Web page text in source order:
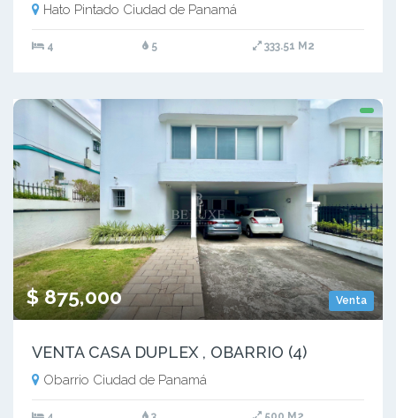
Hato Pintado Ciudad de Panamá
4 5 333.51 M2
Venta
$ 875,000
VENTA CASA DUPLEX , OBARRIO (4)
Obarrio Ciudad de Panamá